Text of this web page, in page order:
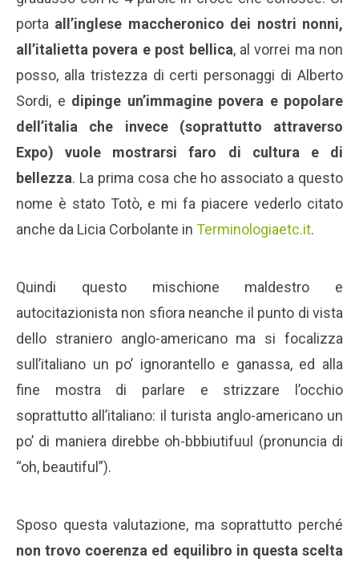
porta all’inglese maccheronico dei nostri nonni,
all’italietta povera e post bellica, al vorrei ma non
posso, alla tristezza di certi personaggi di Alberto
Sordi, e dipinge un’immagine povera e popolare
dell’italia che invece (soprattutto attraverso
Expo) vuole mostrarsi faro di cultura e di
bellezza. La prima cosa che ho associato a questo
nome è stato Totò, e mi fa piacere vederlo citato
anche da Licia Corbolante in Terminologiaetc.it.
Quindi questo mischione maldestro e
autocitazionista non sfiora neanche il punto di vista
dello straniero anglo-americano ma si focalizza
sull’italiano un po’ ignorantello e ganassa, ed alla
fine mostra di parlare e strizzare l’occhio
soprattutto all’italiano: il turista anglo-americano un
po’ di maniera direbbe oh-bbbiutifuul (pronuncia di
“oh, beautiful”).
Sposo questa valutazione, ma soprattutto perché
non trovo coerenza ed equilibro in questa scelta